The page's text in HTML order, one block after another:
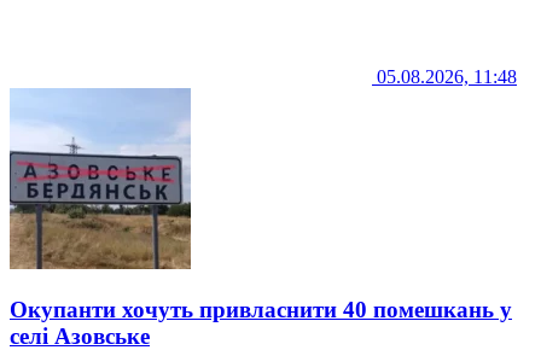
05.08.2026, 11:48
Окупанти хочуть привласнити 40 помешкань у
селі Азовське